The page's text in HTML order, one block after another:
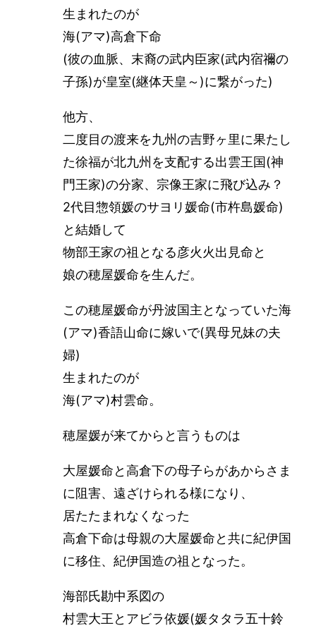
生まれたのが
海(アマ)高倉下命
(彼の血脈、末裔の武内臣家(武内宿禰の
子孫)が皇室(継体天皇～)に繋がった)
他方、
二度目の渡来を九州の吉野ヶ里に果たし
た徐福が北九州を支配する出雲王国(神
門王家)の分家、宗像王家に飛び込み？
2代目惣領媛のサヨリ媛命(市杵島媛命)
と結婚して
物部王家の祖となる彦火火出見命と
娘の穂屋媛命を生んだ。
この穂屋媛命が丹波国主となっていた海
(アマ)香語山命に嫁いで(異母兄妹の夫
婦)
生まれたのが
海(アマ)村雲命。
穂屋媛が来てからと言うものは
大屋媛命と高倉下の母子らがあからさま
に阻害、遠ざけられる様になり、
居たたまれなくなった
高倉下命は母親の大屋媛命と共に紀伊国
に移住、紀伊国造の祖となった。
海部氏勘中系図の
村雲大王とアビラ依媛(媛タタラ五十鈴